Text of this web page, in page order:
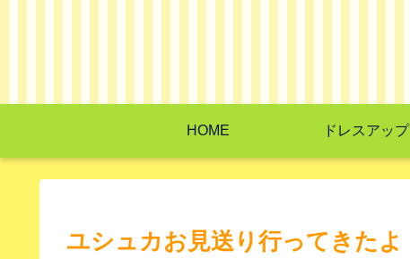
HOME ドレスアップ
ユシュカお見送り行ってきたよ